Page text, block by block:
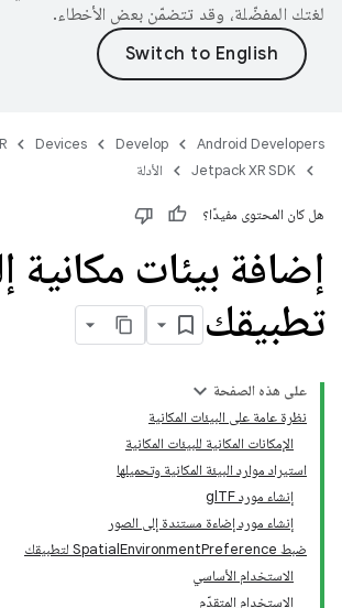
لغتك المفضّلة، وقد تتضمّن بعض الأخطاء.
Android Developers
Develop
Devices
Jetpack XR SDK
الأدلة
هل كان المحتوى مفيدًا؟
إضافة بيئات مكانية
تطبيقك
على هذه الصفحة
نظرة عامة على البيئات المكانية
الإمكانات المكانية للبيئات المكانية
استيراد موارد البيئة المكانية وتحميلها
إنشاء مورد glTF
إنشاء مورد إضاءة مستندة إلى الصور
ضبط SpatialEnvironmentPreference لتطبيقك
الاستخدام الأساسي
الاستخدام المتقدّم